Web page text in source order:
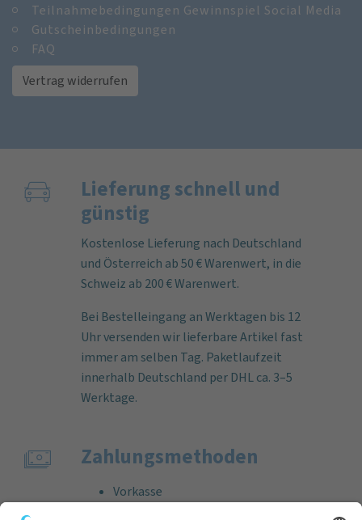
Teilnahmebedingungen Gewinnspiel Social Media
Gutscheinbedingungen
FAQ
Vertrag widerrufen
Lieferung schnell und
günstig
Kostenlose Lieferung nach Deutschland
und Österreich ab 50 € Warenwert, in die
Schweiz ab 200 € Warenwert.
Bei Bestelleingang an Werktagen bis 12
Uhr versenden wir lieferbare Artikel fast
immer am selben Tag. Paketlaufzeit
innerhalb Deutschland per DHL ca. 3–5
Werktage.
Zahlungs­methoden
Vorkasse